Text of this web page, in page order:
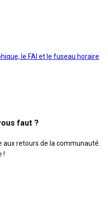
le FAI et le fuseau horaire
faut ?
aux retours de la communauté.
!